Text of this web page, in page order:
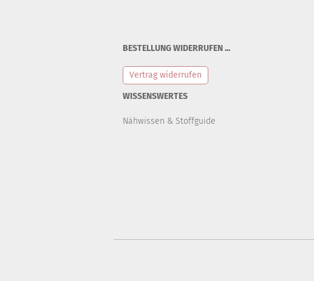
BESTELLUNG WIDERRUFEN ...
Vertrag widerrufen
WISSENSWERTES
Nähwissen & Stoffguide